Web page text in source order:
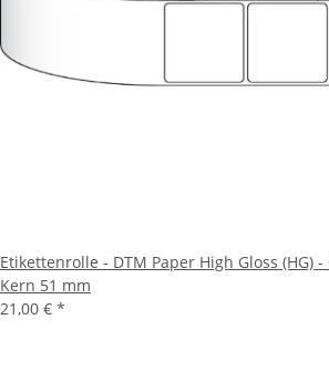
Etikettenrolle - DTM Paper High Gloss (HG)
Kern 51 mm
21,00 € *